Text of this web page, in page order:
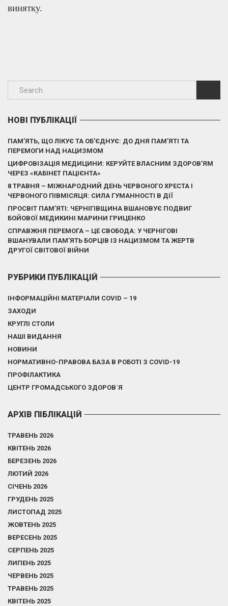
винятку.
НОВІ ПУБЛІКАЦІЇ
ПАМ’ЯТЬ, ЩО ЛІКУЄ ТА ОБ’ЄДНУЄ: ДО ДНЯ ПАМ’ЯТІ ТА
ПЕРЕМОГИ НАД НАЦИЗМОМ
ЦИФРОВІЗАЦІЯ МЕДИЦИНИ: КЕРУЙТЕ ВЛАСНИМ ЗДОРОВ’ЯМ
ЧЕРЕЗ «КАБІНЕТ ПАЦІЄНТА»
8 ТРАВНЯ – МІЖНАРОДНИЙ ДЕНЬ ЧЕРВОНОГО ХРЕСТА І
ЧЕРВОНОГО ПІВМІСЯЦЯ: СИЛА ГУМАННОСТІ В ДІЇ
ПРОСВІТ ПАМ’ЯТІ: ЧЕРНІГІВЩИНА ВШАНОВУЄ ПОДВИГ
БОЙОВОЇ МЕДИКИНІ МАРИНИ ГРИЦЕНКО
СПРАВЖНЯ ПЕРЕМОГА – ЦЕ СВОБОДА: У ЧЕРНІГОВІ
ВШАНУВАЛИ ПАМ’ЯТЬ БОРЦІВ ІЗ НАЦИЗМОМ ТА ЖЕРТВ
ДРУГОЇ СВІТОВОЇ ВІЙНИ
РУБРИКИ ПУБЛІКАЦІЙ
ІНФОРМАЦІЙНІ МАТЕРІАЛИ COVID – 19
ЗАХОДИ
КРУГЛІ СТОЛИ
НАШІ ВИДАННЯ
НОВИНИ
НОРМАТИВНО-ПРАВОВА БАЗА В РОБОТІ З COVID-19
ПРОФІЛАКТИКА
ЦЕНТР ГРОМАДСЬКОГО ЗДОРОВ`Я
АРХІВ ПІБЛІКАЦІЙ
ТРАВЕНЬ 2026
КВІТЕНЬ 2026
БЕРЕЗЕНЬ 2026
ЛЮТИЙ 2026
СІЧЕНЬ 2026
ГРУДЕНЬ 2025
ЛИСТОПАД 2025
ЖОВТЕНЬ 2025
ВЕРЕСЕНЬ 2025
СЕРПЕНЬ 2025
ЛИПЕНЬ 2025
ЧЕРВЕНЬ 2025
ТРАВЕНЬ 2025
КВІТЕНЬ 2025